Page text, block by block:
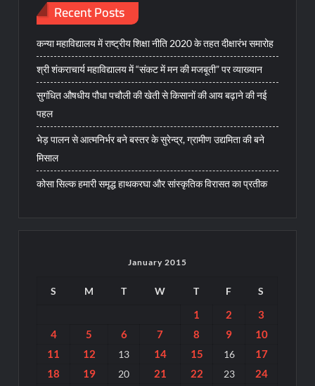
Recent Posts
कन्या महाविद्यालय में राष्ट्रीय शिक्षा नीति 2020 के तहत दीक्षारंभ समारोह
श्री शंकराचार्य महाविद्यालय में “संकट में मन की मजबूती” पर व्याख्यान
सुगंधित औषधीय पौधा पचौली की खेती से किसानों की आय बढ़ाने की नई
पहल
भेड़ पालन से आत्मनिर्भर बने बस्तर के सुरेन्द्र, ग्रामीण उद्यमिता की बने
मिसाल
कोसा सिल्क हमारी समृद्ध हाथकरघा और सांस्कृतिक विरासत का प्रतीक
January 2015
S M T W T F S
1 2
3
4
5 6 7 8 9
10
11
12 13 14 15 16
17
18
19 20 21 22 23
24